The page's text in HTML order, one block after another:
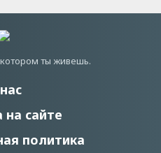
ты живешь.
на сайте
политика